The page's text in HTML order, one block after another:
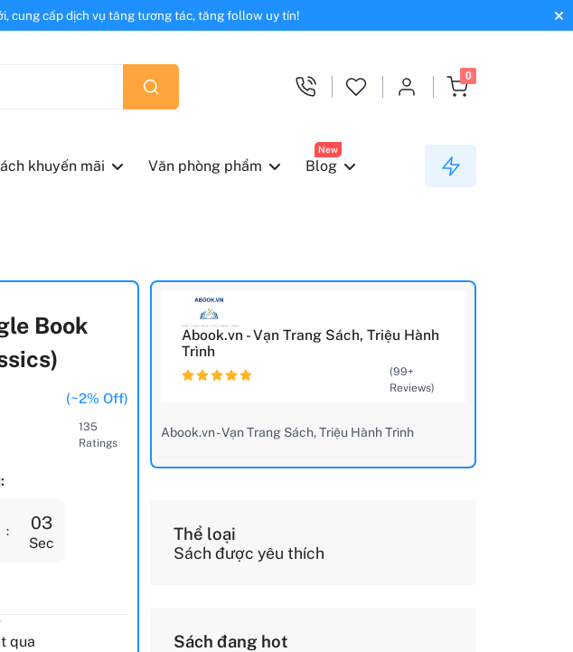
cung cấp dịch vụ tăng tương tác, tăng follow uy tín!
0
khuyến mãi Văn phòng phẩm
New
Blog
Book
(~2% Off)
135
Ratings
02
Sec
qua
Abook.vn - Vạn Trang Sách, Triệu Hành
Trình
(99+
Reviews)
Abook.vn - Vạn Trang Sách, Triệu Hành Trình
Thể loại
Sách được yêu thích
Sách đang hot